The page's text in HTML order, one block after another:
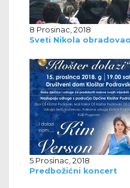
8 Prosinac, 2018
Sveti Nikola
5 Prosinac, 2018
Predbožićni koncert